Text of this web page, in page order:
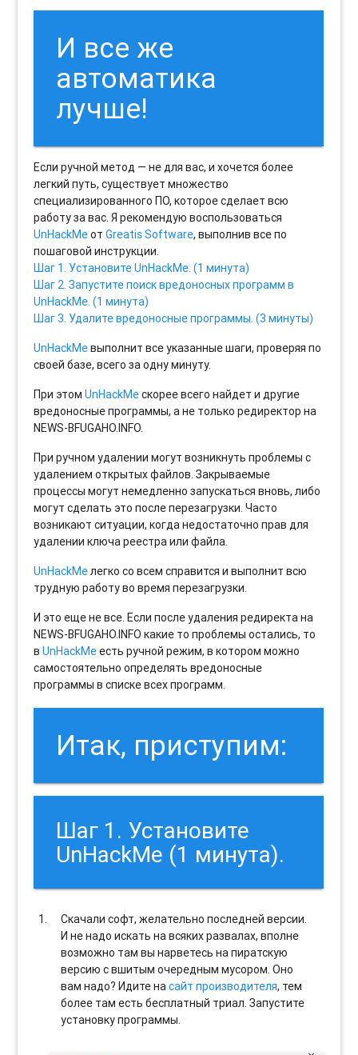
И все же
автоматика
лучше!
Если ручной метод — не для вас, и хочется более
легкий путь, существует множество
специализированного ПО, которое сделает всю
работу за вас. Я рекомендую воспользоваться
UnHackMeотGreatis Software, выполнив все по
пошаговой инструкции.
Шаг 1. Установите UnHackMe. (1 минута)
Шаг 2. Запустите поиск вредоносных программ в
UnHackMe. (1 минута)
Шаг 3. Удалите вредоносные программы. (3 минуты)
UnHackMeвыполнит все указанные шаги, проверяя по
своей базе, всего за одну минуту.
При этомUnHackMeскорее всего найдет и другие
вредоносные программы, а не только редиректор на
NEWS-BFUGAHO.INFO.
При ручном удалении могут возникнуть проблемы с
удалением открытых файлов. Закрываемые
процессы могут немедленно запускаться вновь, либо
могут сделать это после перезагрузки. Часто
возникают ситуации, когда недостаточно прав для
удалении ключа реестра или файла.
UnHackMeлегко со всем справится и выполнит всю
трудную работу во время перезагрузки.
И это еще не все. Если после удаления редиректа на
NEWS-BFUGAHO.INFO какие то проблемы остались, то
вUnHackMeесть ручной режим, в котором можно
самостоятельно определять вредоносные
программы в списке всех программ.
Итак, приступим:
Шаг 1. Установите
UnHackMe (1 минута).
Скачали софт, желательно последней версии.
И не надо искать на всяких развалах, вполне
возможно там вы нарветесь на пиратскую
версию с вшитым очередным мусором. Оно
вам надо? Идите насайт производителя, тем
более там есть бесплатный триал. Запустите
установку программы.